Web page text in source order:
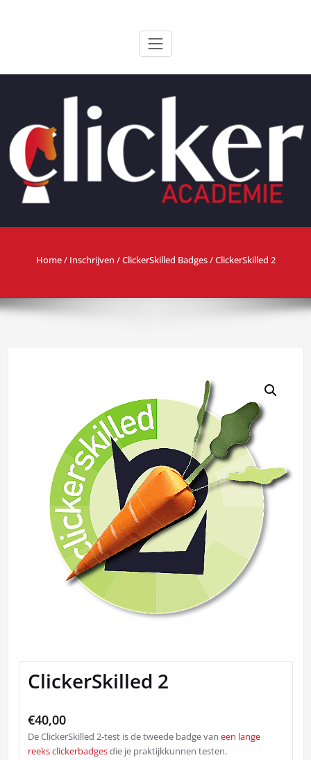
ClickerAcademie
Home/ Inschrijven /ClickerSkilled Badges/ ClickerSkilled 2
ClickerSkilled 2
€40,00
De ClickerSkilled 2-test is de tweede badge vaneen lange
reeks clickerbadgesdie je praktijkkunnen testen.